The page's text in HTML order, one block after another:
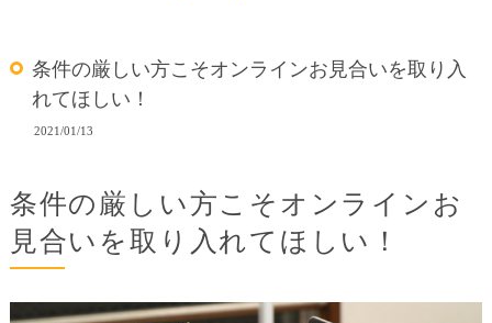
条件の厳しい方こそオンラインお見合いを取り入
れてほしい！
2021/01/13
条件の厳しい方こそオンラインお
見合いを取り入れてほしい！